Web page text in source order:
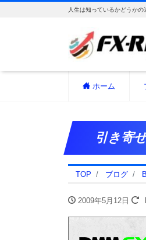
人生は知っているかどうか
ホーム
引き寄
TOP ブログ
2009年5月12日